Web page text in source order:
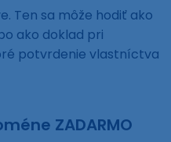
Ten sa môže hodiť ako
ako doklad pri
potvrdenie vlastníctva
ZADARMO